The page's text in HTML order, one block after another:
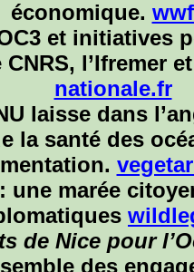
économique.
et initiatives
l’Ifremer
nationale.fr
laisse dans
la santé des
une marée
de Nice pour
des